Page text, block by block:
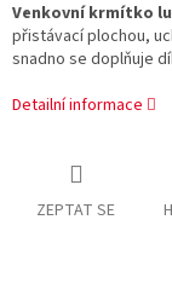
Venkovní krmítko
přistávací plochou,
snadno se doplňuje
Detailní informace
ZEPTAT SE